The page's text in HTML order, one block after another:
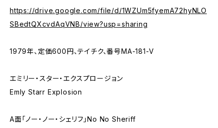
https://drive.google.com/file/d/1WZUm5fyemA72hyNLO
SBedtQXcvdAqVNB/view?usp=sharing
1979年、定価600円、テイチク、番号MA-181-V
エミリー・スター・エクスプロージョン
Emly Starr Explosion
A面「ノー・ノー・シェリフ」No No Sheriff